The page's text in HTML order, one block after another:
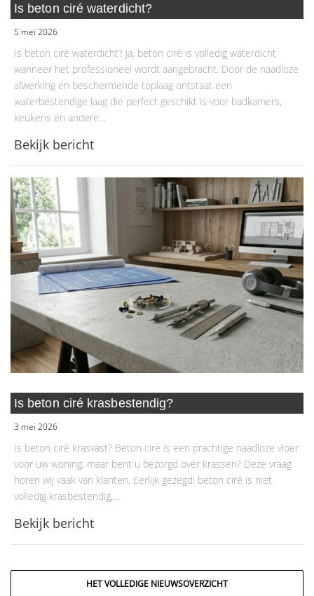
Is beton ciré waterdicht?
5 mei 2026
Is beton ciré waterdicht? Ja, beton ciré is volledig waterdicht
wanneer het professioneel wordt aangebracht. Door de naadloze
afwerking en beschermende toplaag ontstaat een
waterbestendige laag die perfect geschikt is voor badkamers,
keukens en andere…
Bekijk bericht
Is beton ciré krasbestendig?
3 mei 2026
Is beton ciré krasvast? Beton ciré is een prachtige naadloze vloer
voor uw woning, maar bent u bezorgd over krassen? Deze vraag
horen wij vaak van klanten. Eerlijk gezegd: beton ciré is niet
volledig krasbestendig,…
Bekijk bericht
HET VOLLEDIGE NIEUWSOVERZICHT